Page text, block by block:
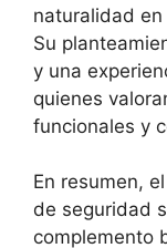
naturalidad
Su
y una
quienes
funcionales y
En resumen,
de seguridad
complemento